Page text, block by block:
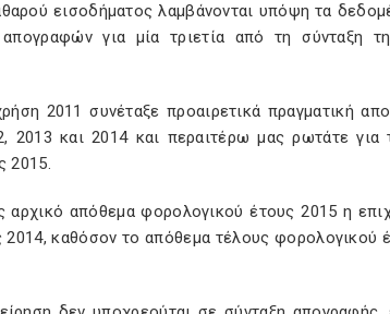
εισοδήματος λαμβάνονται υπόψη τα
για μία τριετία από τη σύνταξη
2011 συνέταξε προαιρετικά πραγματική
2013 και 2014 και περαιτέρω μας ρωτάτε για
2015.
απόθεμα φορολογικού έτους 2015 η
καθόσον το απόθεμα τέλους φορολογικού